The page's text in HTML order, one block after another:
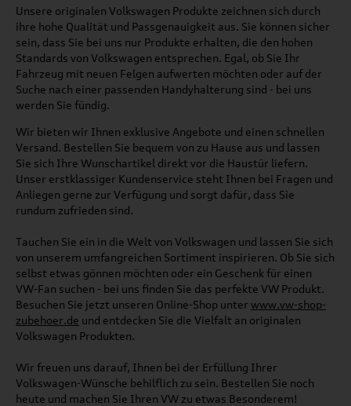
Unsere originalen Volkswagen Produkte zeichnen sich durch
ihre hohe Qualität und Passgenauigkeit aus. Sie können sicher
sein, dass Sie bei uns nur Produkte erhalten, die den hohen
Standards von Volkswagen entsprechen. Egal, ob Sie Ihr
Fahrzeug mit neuen Felgen aufwerten möchten oder auf der
Suche nach einer passenden Handyhalterung sind - bei uns
werden Sie fündig.
Wir bieten wir Ihnen exklusive Angebote und einen schnellen
Versand. Bestellen Sie bequem von zu Hause aus und lassen
Sie sich Ihre Wunschartikel direkt vor die Haustür liefern.
Unser erstklassiger Kundenservice steht Ihnen bei Fragen und
Anliegen gerne zur Verfügung und sorgt dafür, dass Sie
rundum zufrieden sind.
Tauchen Sie ein in die Welt von Volkswagen und lassen Sie sich
von unserem umfangreichen Sortiment inspirieren. Ob Sie sich
selbst etwas gönnen möchten oder ein Geschenk für einen
VW-Fan suchen - bei uns finden Sie das perfekte VW Produkt.
Besuchen Sie jetzt unseren Online-Shop unter www.vw-shop-
zubehoer.de und entdecken Sie die Vielfalt an originalen
Volkswagen Produkten.
Wir freuen uns darauf, Ihnen bei der Erfüllung Ihrer
Volkswagen-Wünsche behilflich zu sein. Bestellen Sie noch
heute und machen Sie Ihren VW zu etwas Besonderem!